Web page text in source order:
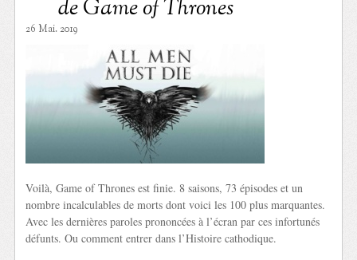
de Game of Thrones
26 Mai. 2019
Voilà, Game of Thrones est finie. 8 saisons, 73 épisodes et un
nombre incalculables de morts dont voici les 100 plus marquantes.
Avec les dernières paroles prononcées à l’écran par ces infortunés
défunts. Ou comment entrer dans l’Histoire cathodique.